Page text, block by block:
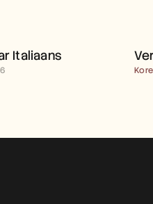
Italiaans